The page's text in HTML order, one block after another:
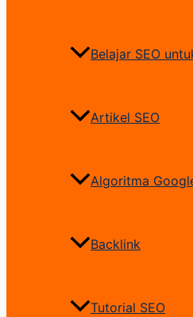
Belajar SEO
Artikel SEO
Algoritma
Backlink
Tutorial SEO